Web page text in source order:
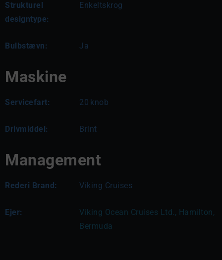
Strukturel
designtype:
Enkeltskrog
Bulbstævn: Ja
Maskine
Servicefart: 20 knob
Drivmiddel: Brint
Management
Rederi Brand: Viking Cruises
Ejer:
Viking Ocean Cruises Ltd., Hamilton,
Bermuda